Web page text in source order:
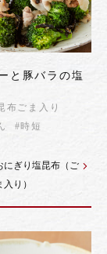
と豚バラの塩
布ごま入り
#時短
にぎり塩昆布（ご
入り）